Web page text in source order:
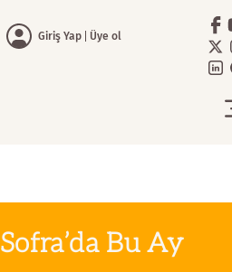
Giriş Yap Üye ol
Sofra’da Bu Ay